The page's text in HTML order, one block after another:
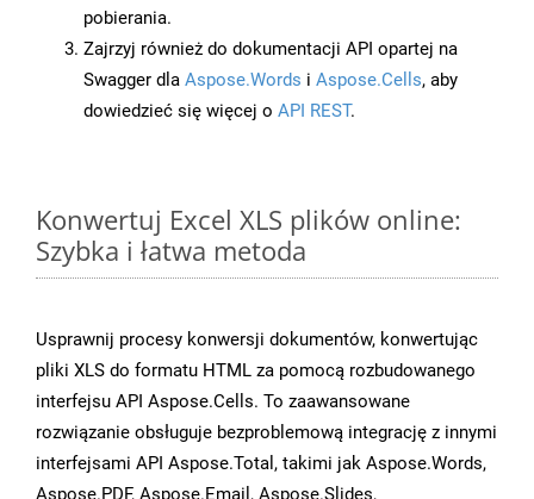
pobierania.
Zajrzyj również do dokumentacji API opartej na
Swagger dla Aspose.Words i Aspose.Cells, aby
dowiedzieć się więcej o API REST.
Konwertuj Excel XLS plików online:
Szybka i łatwa metoda
Usprawnij procesy konwersji dokumentów, konwertując
pliki XLS do formatu HTML za pomocą rozbudowanego
interfejsu API Aspose.Cells. To zaawansowane
rozwiązanie obsługuje bezproblemową integrację z innymi
interfejsami API Aspose.Total, takimi jak Aspose.Words,
Aspose.PDF, Aspose.Email, Aspose.Slides,